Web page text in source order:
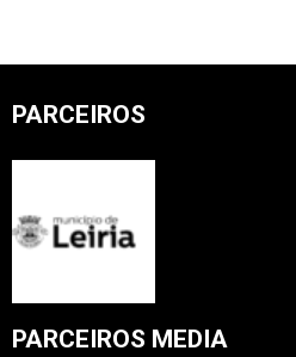
PARCEIROS
PARCEIROS MEDIA